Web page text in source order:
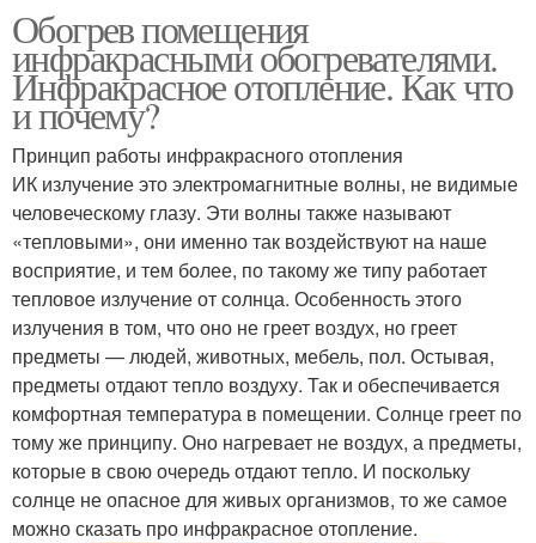
Обогрев помещения
инфракрасными обогревателями.
Инфракрасное отопление. Как что
и почему?
Принцип работы инфракрасного отопления
ИК излучение это электромагнитные волны, не видимые
человеческому глазу. Эти волны также называют
«тепловыми», они именно так воздействуют на наше
восприятие, и тем более, по такому же типу работает
тепловое излучение от солнца. Особенность этого
излучения в том, что оно не греет воздух, но греет
предметы — людей, животных, мебель, пол. Остывая,
предметы отдают тепло воздуху. Так и обеспечивается
комфортная температура в помещении. Солнце греет по
тому же принципу. Оно нагревает не воздух, а предметы,
которые в свою очередь отдают тепло. И поскольку
солнце не опасное для живых организмов, то же самое
можно сказать про инфракрасное отопление.